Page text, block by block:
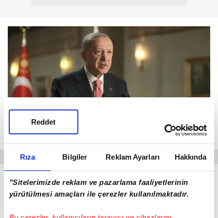
Rıza Bilgiler Reklam Ayarları Hakkında
"Sitelerimizde reklam ve pazarlama faaliyetlerinin
yürütülmesi amaçları ile çerezler kullanılmaktadır.
Reddet
Cumhurbaşkanı Erdoğan, Malatya Çevre Yolu 1.
Kısım Açılış Töreni'ne Dolmabahçe Ofisi'nden